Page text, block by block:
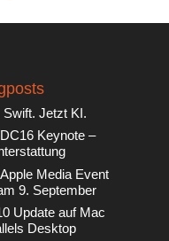
Swift. Jetzt KI.
Keynote –
Media Event
9. September
Update auf Mac
Desktop